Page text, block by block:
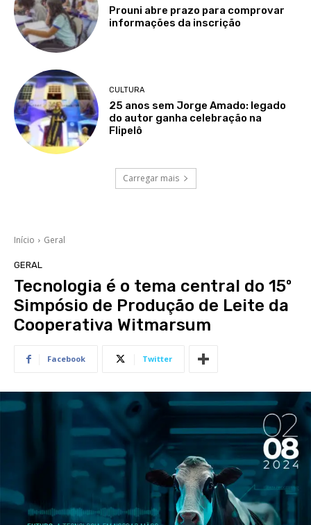
Prouni abre prazo para comprovar
informações da inscrição
CULTURA
25 anos sem Jorge Amado: legado
do autor ganha celebração na
Flipelô
Carregar mais